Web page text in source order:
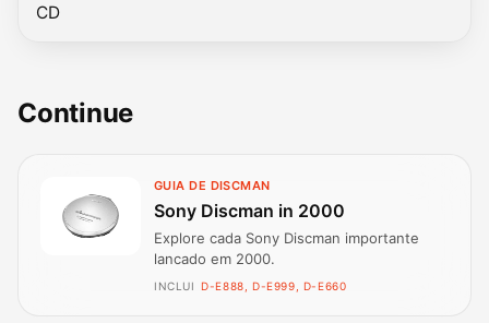
CD
Continue
GUIA DE DISCMAN
Sony Discman in 2000
Explore cada Sony Discman importante
lancado em 2000.
INCLUI D-E888, D-E999, D-E660